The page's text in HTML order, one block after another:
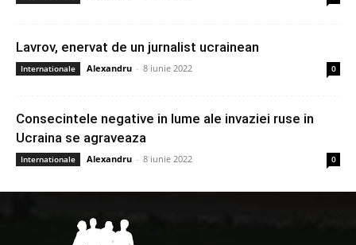
Lavrov, enervat de un jurnalist ucrainean
Internationale Alexandru - 8 iunie 2022 0
Consecintele negative in lume ale invaziei ruse in
Ucraina se agraveaza
Internationale Alexandru - 8 iunie 2022 0